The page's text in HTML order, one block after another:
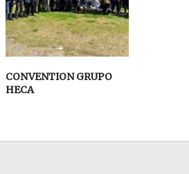
CONVENTION GRUPO
HECA